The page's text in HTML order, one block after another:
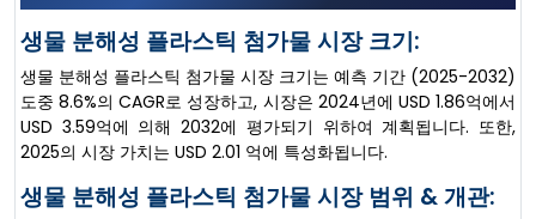
생물 분해성 플라스틱 첨가물 시장 크기:
생물 분해성 플라스틱 첨가물 시장 크기는 예측 기간 (2025-2032)
도중 8.6%의 CAGR로 성장하고, 시장은 2024년에 USD 1.86억에서
USD 3.59억에 의해 2032에 평가되기 위하여 계획됩니다. 또한,
2025의 시장 가치는 USD 2.01 억에 특성화됩니다.
생물 분해성 플라스틱 첨가물 시장 범위 & 개관: